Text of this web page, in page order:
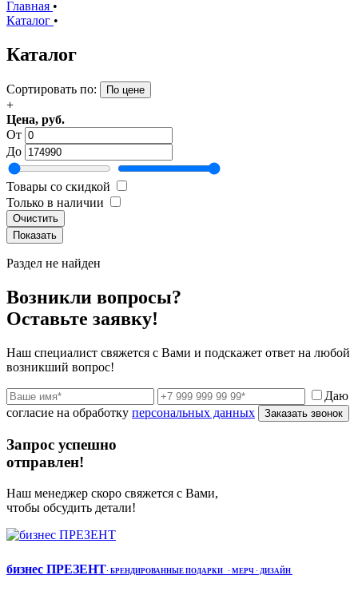
Главная •
Каталог •
Каталог
Сортировать по: По цене
+
Цена, руб.
От
До
Товары со скидкой
Только в наличии
Очистить
Раздел не найден
Возникли вопросы?
Оставьте заявку!
Наш специалист свяжется с Вами и подскажет ответ на любой
возникший вопрос!
Даю
согласие на обработку персональных данных Заказать звонок
Запрос успешно
отправлен!
Наш менеджер скоро свяжется с Вами,
чтобы обсудить детали!
бизнес ПРЕЗЕНТ· БРЕНДИРОВАННЫЕ ПОДАРКИ · МЕРЧ · ДИЗАЙН